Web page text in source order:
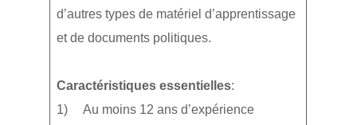
d’autres types de matériel d’apprentissage
et de documents politiques.
Caractéristiques essentielles:
1) Au moins 12 ans d’expérience